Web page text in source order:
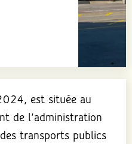
est située au
de l’administration
transports publics